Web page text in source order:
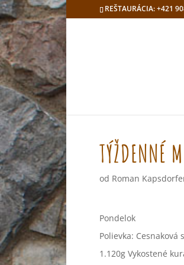
REŠTAURÁCIA: +421
TÝŽDENNÉ
od Roman
Pondelok
Polievka: Cesnaková
1.120g Vykostené